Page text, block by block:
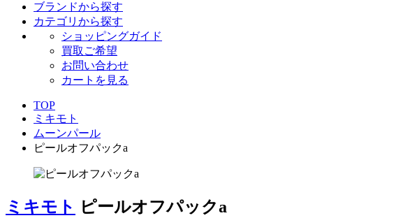
ブランドから探す
カテゴリから探す
ショッピングガイド
買取ご希望
お問い合わせ
カートを見る
TOP
ミキモト
ムーンパール
ピールオフパックa
ミキモト ピールオフパックa